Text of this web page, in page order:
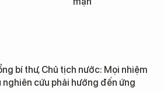
bí thư, Chủ tịch nước: Mọi nhiệm
nghiên cứu phải hướng đến ứng